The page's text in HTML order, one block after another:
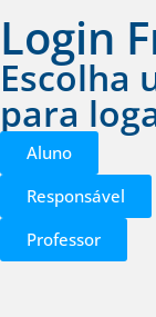
Login
Escolha
para
Aluno
Responsável
Professor